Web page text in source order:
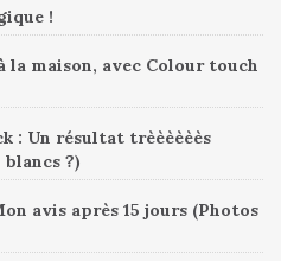
!
la maison, avec Colour touch
: Un résultat trèèèèèès
?)
avis après 15 jours (Photos